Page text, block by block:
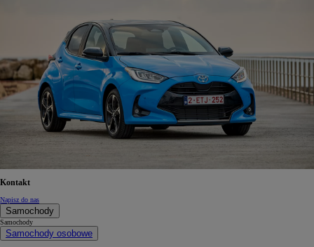
Kontakt
Napisz do nas
Samochody
Samochody
Samochody osobowe